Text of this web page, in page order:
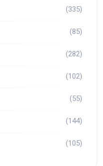
(335)
(85)
(282)
(102)
(55)
(144)
(105)